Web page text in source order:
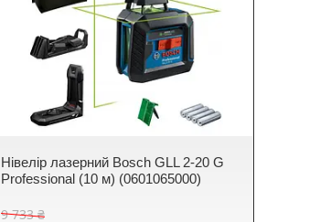
Нівелір лазерний Bosch GLL 2-20 G
Professional (10 м) (0601065000)
9 733 ₴